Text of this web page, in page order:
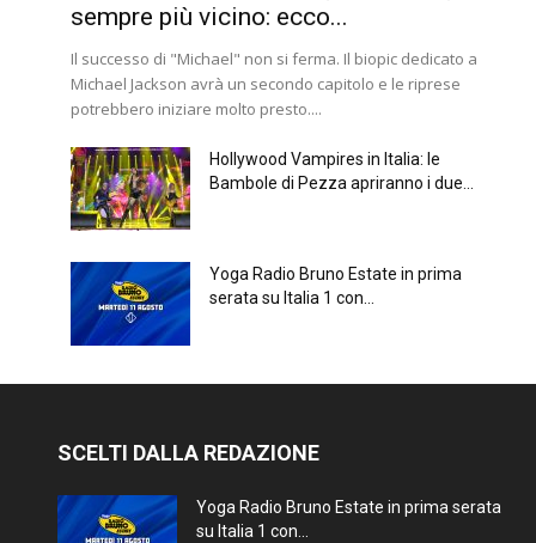
sempre più vicino: ecco...
Il successo di "Michael" non si ferma. Il biopic dedicato a
Michael Jackson avrà un secondo capitolo e le riprese
potrebbero iniziare molto presto....
Hollywood Vampires in Italia: le
Bambole di Pezza apriranno i due...
Yoga Radio Bruno Estate in prima
serata su Italia 1 con...
SCELTI DALLA REDAZIONE
Yoga Radio Bruno Estate in prima serata
su Italia 1 con...